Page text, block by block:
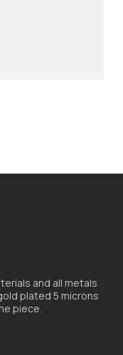
and all metals
plated 5 microns
piece.